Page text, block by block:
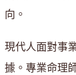
向。
現代人面對事
據。專業命理